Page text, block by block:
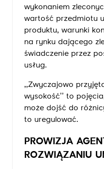
wykonaniem
wartość przedmiotu
produktu, warunki
na rynku dającego
świadczenie przez
usług.
,,Zwyczajowo
wysokość’’ to
może dojść do
to uregulować.
PROWIZJA
ROZWIĄZANIU